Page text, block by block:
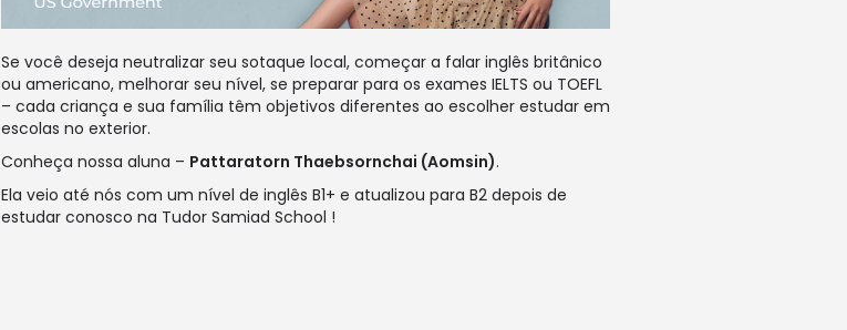
Se você deseja neutralizar seu sotaque local, começar a falar inglês britânico
ou americano, melhorar seu nível, se preparar para os exames IELTS ou TOEFL
– cada criança e sua família têm objetivos diferentes ao escolher estudar em
escolas no exterior.
Conheça nossa aluna – Pattaratorn Thaebsornchai (Aomsin).
Ela veio até nós com um nível de inglês B1+ e atualizou para B2 depois de
estudar conosco na Tudor Samiad School !